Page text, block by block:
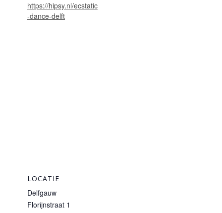
https://hipsy.nl/ecstatic
-dance-delft
LOCATIE
Delfgauw
Florijnstraat 1